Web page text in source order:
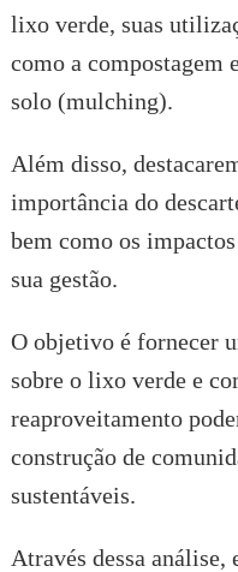
lixo verde, suas
como a compostagem
solo (mulching).
Além disso,
importância do
bem como os
sua gestão.
O objetivo é fornecer
sobre o lixo verde e
reaproveitamento
construção de
sustentáveis.
Através dessa